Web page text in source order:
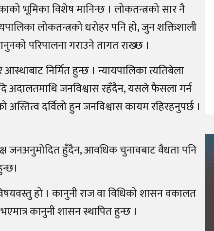
भूमिका विशेष मानिन्छ । लोकतन्त्रको सार नै
लोकतन्त्रको धरोहर पनि हो, जुन शक्तिशाली
परिपालना गराउने तागत राख्छ ।
निर्मित हुन्छ । न्यायपालिका त्यतिबेला
अदालतमाथि जनविश्वास रहँदैन, यसले फैसला गर्न
दर्विलो हुन जनविश्वास कायम रहिरहनुपर्छ ।
जनअनुमोदित हुँदैन, आवधिक चुनावबाट वैधता पनि
हो । कानुनी राज वा विधिको शासन वकालत
कानुनी शासन स्थापित हुन्छ ।